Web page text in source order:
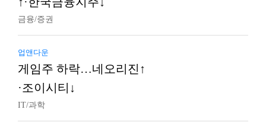
금융/증권
업앤다운
게임주 하락…네오리진↑
·조이시티↓
IT/과학